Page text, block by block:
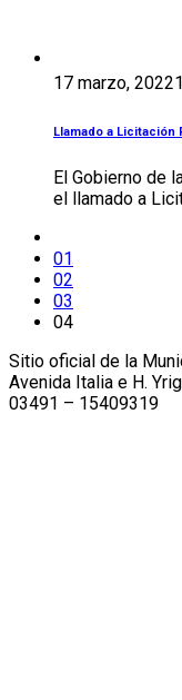
17 marzo, 2022
Llamado a Licitación
El Gobierno de
el llamado a
01
02
03
04
Sitio oficial de la
Avenida Italia e H.
03491 – 15409319